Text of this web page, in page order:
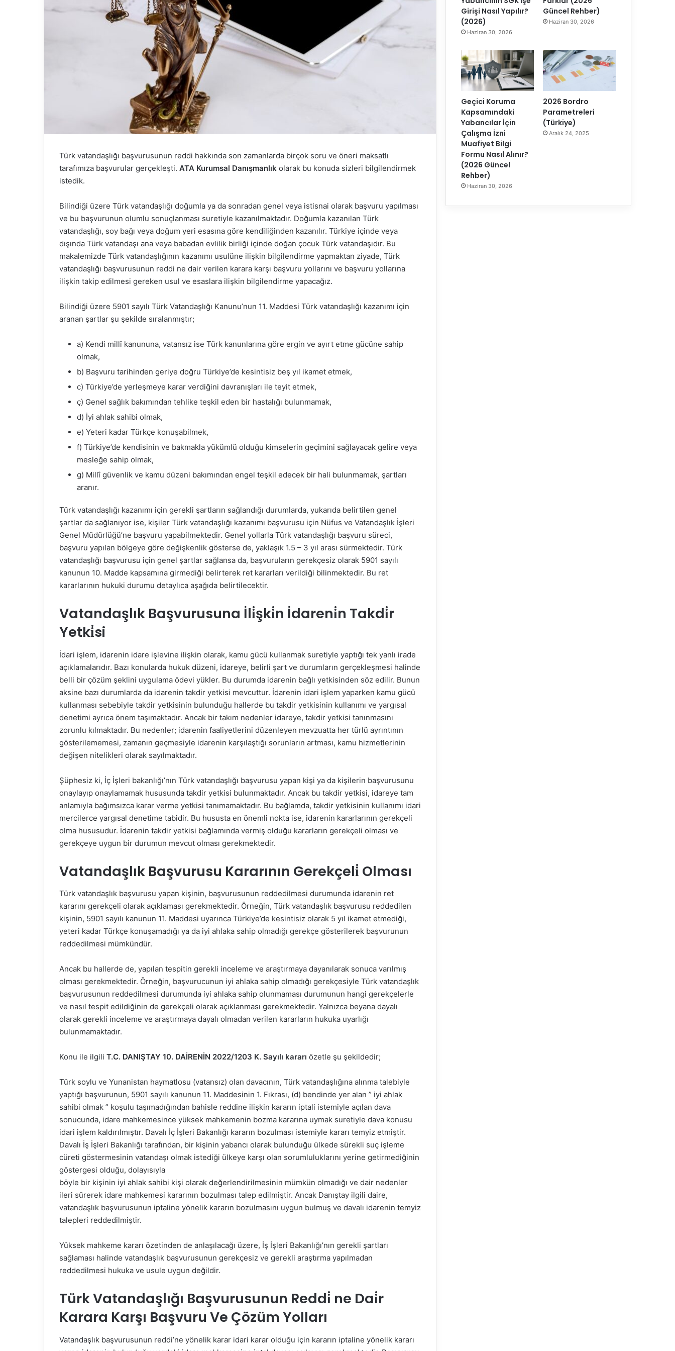
Türk vatandaşlığı başvurusunun reddi hakkında son zamanlarda birçok soru ve öneri maksatlı
tarafımıza başvurular gerçekleşti. ATA Kurumsal Danışmanlık olarak bu konuda sizleri bilgilendirmek
istedik.
Bilindiği üzere Türk vatandaşlığı doğumla ya da sonradan genel veya istisnai olarak başvuru yapılması
ve bu başvurunun olumlu sonuçlanması suretiyle kazanılmaktadır. Doğumla kazanılan Türk
vatandaşlığı, soy bağı veya doğum yeri esasına göre kendiliğinden kazanılır. Türkiye içinde veya
dışında Türk vatandaşı ana veya babadan evlilik birliği içinde doğan çocuk Türk vatandaşıdır. Bu
makalemizde Türk vatandaşlığının kazanımı usulüne ilişkin bilgilendirme yapmaktan ziyade, Türk
vatandaşlığı başvurusunun reddi ne dair verilen karara karşı başvuru yollarını ve başvuru yollarına
ilişkin takip edilmesi gereken usul ve esaslara ilişkin bilgilendirme yapacağız.
Bilindiği üzere 5901 sayılı Türk Vatandaşlığı Kanunu’nun 11. Maddesi Türk vatandaşlığı kazanımı için
aranan şartlar şu şekilde sıralanmıştır;
a) Kendi millî kanununa, vatansız ise Türk kanunlarına göre ergin ve ayırt etme gücüne sahip
olmak,
b) Başvuru tarihinden geriye doğru Türkiye’de kesintisiz beş yıl ikamet etmek,
c) Türkiye’de yerleşmeye karar verdiğini davranışları ile teyit etmek,
ç) Genel sağlık bakımından tehlike teşkil eden bir hastalığı bulunmamak,
d) İyi ahlak sahibi olmak,
e) Yeteri kadar Türkçe konuşabilmek,
f) Türkiye’de kendisinin ve bakmakla yükümlü olduğu kimselerin geçimini sağlayacak gelire veya
mesleğe sahip olmak,
g) Millî güvenlik ve kamu düzeni bakımından engel teşkil edecek bir hali bulunmamak, şartları
aranır.
Türk vatandaşlığı kazanımı için gerekli şartların sağlandığı durumlarda, yukarıda belirtilen genel
şartlar da sağlanıyor ise, kişiler Türk vatandaşlığı kazanımı başvurusu için Nüfus ve Vatandaşlık İşleri
Genel Müdürlüğü’ne başvuru yapabilmektedir. Genel yollarla Türk vatandaşlığı başvuru süreci,
başvuru yapılan bölgeye göre değişkenlik gösterse de, yaklaşık 1.5 – 3 yıl arası sürmektedir. Türk
vatandaşlığı başvurusu için genel şartlar sağlansa da, başvuruların gerekçesiz olarak 5901 sayılı
kanunun 10. Madde kapsamına girmediği belirterek ret kararları verildiği bilinmektedir. Bu ret
kararlarının hukuki durumu detaylıca aşağıda belirtilecektir.
Vatandaşlık Başvurusuna İli̇şki̇n İdareni̇n Takdi̇r
Yetki̇si
İdari işlem, idarenin idare işlevine ilişkin olarak, kamu gücü kullanmak suretiyle yaptığı tek yanlı irade
açıklamalarıdır. Bazı konularda hukuk düzeni, idareye, belirli şart ve durumların gerçekleşmesi halinde
belli bir çözüm şeklini uygulama ödevi yükler. Bu durumda idarenin bağlı yetkisinden söz edilir. Bunun
aksine bazı durumlarda da idarenin takdir yetkisi mevcuttur. İdarenin idari işlem yaparken kamu gücü
kullanması sebebiyle takdir yetkisinin bulunduğu hallerde bu takdir yetkisinin kullanımı ve yargısal
denetimi ayrıca önem taşımaktadır. Ancak bir takım nedenler idareye, takdir yetkisi tanınmasını
zorunlu kılmaktadır. Bu nedenler; idarenin faaliyetlerini düzenleyen mevzuatta her türlü ayrıntının
gösterilememesi, zamanın geçmesiyle idarenin karşılaştığı sorunların artması, kamu hizmetlerinin
değişen nitelikleri olarak sayılmaktadır.
Şüphesiz ki, İç İşleri bakanlığı’nın Türk vatandaşlığı başvurusu yapan kişi ya da kişilerin başvurusunu
onaylayıp onaylamamak hususunda takdir yetkisi bulunmaktadır. Ancak bu takdir yetkisi, idareye tam
anlamıyla bağımsızca karar verme yetkisi tanımamaktadır. Bu bağlamda, takdir yetkisinin kullanımı idari
mercilerce yargısal denetime tabidir. Bu hususta en önemli nokta ise, idarenin kararlarının gerekçeli
olma hususudur. İdarenin takdir yetkisi bağlamında vermiş olduğu kararların gerekçeli olması ve
gerekçeye uygun bir durumun mevcut olması gerekmektedir.
Vatandaşlık Başvurusu Kararının Gerekçeli̇ Olması
Türk vatandaşlık başvurusu yapan kişinin, başvurusunun reddedilmesi durumunda idarenin ret
kararını gerekçeli olarak açıklaması gerekmektedir. Örneğin, Türk vatandaşlık başvurusu reddedilen
kişinin, 5901 sayılı kanunun 11. Maddesi uyarınca Türkiye’de kesintisiz olarak 5 yıl ikamet etmediği,
yeteri kadar Türkçe konuşamadığı ya da iyi ahlaka sahip olmadığı gerekçe gösterilerek başvurunun
reddedilmesi mümkündür.
Ancak bu hallerde de, yapılan tespitin gerekli inceleme ve araştırmaya dayanılarak sonuca varılmış
olması gerekmektedir. Örneğin, başvurucunun iyi ahlaka sahip olmadığı gerekçesiyle Türk vatandaşlık
başvurusunun reddedilmesi durumunda iyi ahlaka sahip olunmaması durumunun hangi gerekçelerle
ve nasıl tespit edildiğinin de gerekçeli olarak açıklanması gerekmektedir. Yalnızca beyana dayalı
olarak gerekli inceleme ve araştırmaya dayalı olmadan verilen kararların hukuka uyarlığı
bulunmamaktadır.
Konu ile ilgili T.C. DANIŞTAY 10. DAİRENİN 2022/1203 K. Sayılı kararı özetle şu şekildedir;
Türk soylu ve Yunanistan haymatlosu (vatansız) olan davacının, Türk vatandaşlığına alınma talebiyle
yaptığı başvurunun, 5901 sayılı kanunun 11. Maddesinin 1. Fıkrası, (d) bendinde yer alan ” iyi ahlak
sahibi olmak ” koşulu taşımadığından bahisle reddine ilişkin kararın iptali istemiyle açılan dava
sonucunda, idare mahkemesince yüksek mahkemenin bozma kararına uymak suretiyle dava konusu
idari işlem kaldırılmıştır. Davalı İç İşleri Bakanlığı kararın bozulması istemiyle kararı temyiz etmiştir.
Davalı İş İşleri Bakanlığı tarafından, bir kişinin yabancı olarak bulunduğu ülkede sürekli suç işleme
cüreti göstermesinin vatandaşı olmak istediği ülkeye karşı olan sorumluluklarını yerine getirmediğinin
göstergesi olduğu, dolayısıyla
böyle bir kişinin iyi ahlak sahibi kişi olarak değerlendirilmesinin mümkün olmadığı ve dair nedenler
ileri sürerek idare mahkemesi kararının bozulması talep edilmiştir. Ancak Danıştay ilgili daire,
vatandaşlık başvurusunun iptaline yönelik kararın bozulmasını uygun bulmuş ve davalı idarenin temyiz
talepleri reddedilmiştir.
Yüksek mahkeme kararı özetinden de anlaşılacağı üzere, İş İşleri Bakanlığı’nın gerekli şartları
sağlaması halinde vatandaşlık başvurusunun gerekçesiz ve gerekli araştırma yapılmadan
reddedilmesi hukuka ve usule uygun değildir.
Türk Vatandaşlığı Başvurusunun Reddi̇ ne Dai̇r
Karara Karşı Başvuru Ve Çözüm Yolları
Vatandaşlık başvurusunun reddi’ne yönelik karar idari karar olduğu için kararın iptaline yönelik kararı
Girişi Nasıl Yapılır?
(2026)
Haziran 30, 2026
Güncel Rehber)
Haziran 30, 2026
Geçici Koruma
Kapsamındaki
Yabancılar İçin
Çalışma İzni
Muafiyet Bilgi
Formu Nasıl Alınır?
(2026 Güncel
Rehber)
Haziran 30, 2026
2026 Bordro
Parametreleri
(Türkiye)
Aralık 24, 2025